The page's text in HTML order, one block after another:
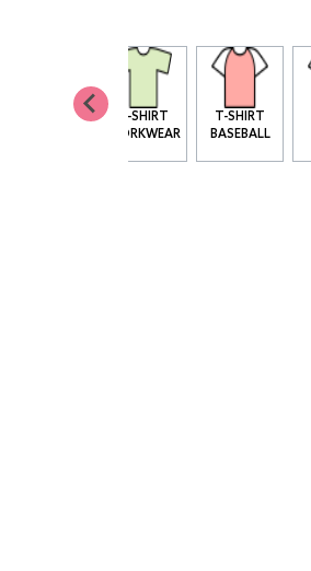
T SHIRT BIO
T-SHIRT
WORKWEAR
T-SHIRT
BASEBALL